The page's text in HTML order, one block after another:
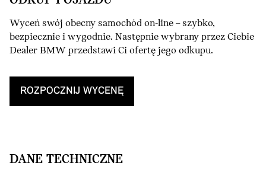
Wyceń swój obecny samochód on-line – szybko,
bezpiecznie i wygodnie. Następnie wybrany przez Ciebie
Dealer BMW przedstawi Ci ofertę jego odkupu.
ROZPOCZNIJ WYCENĘ
DANE TECHNICZNE